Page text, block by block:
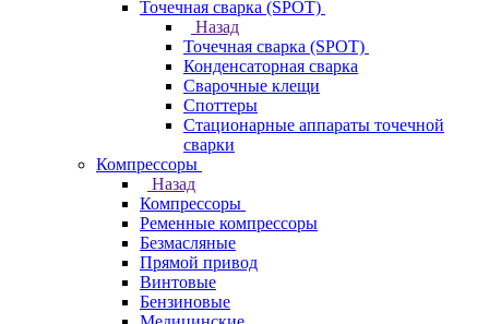
Точечная сварка (SPOT)
Назад
Точечная сварка (SPOT)
Конденсаторная сварка
Сварочные клещи
Споттеры
Стационарные аппараты точечной
сварки
Компрессоры
Назад
Компрессоры
Ременные компрессоры
Безмасляные
Прямой привод
Винтовые
Бензиновые